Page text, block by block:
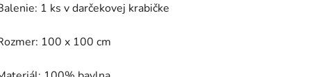
1 ks v darčekovej krabičke
100 x 100 cm